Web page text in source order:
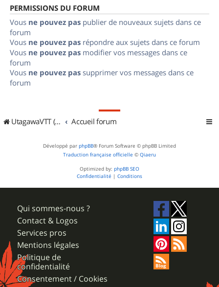
PERMISSIONS DU FORUM
Vous ne pouvez pas publier de nouveaux sujets dans ce
forum
Vous ne pouvez pas répondre aux sujets dans ce forum
Vous ne pouvez pas modifier vos messages dans ce
forum
Vous ne pouvez pas supprimer vos messages dans ce
forum
UtagawaVTT (Randos VTT et VTTAE avec traces GPS) Accueil forum
Développé par phpBB® Forum Software © phpBB Limited
Traduction française officielle © Qiaeru
Optimized by: phpBB SEO
Confidentialité | Conditions
Qui sommes-nous ?
Contact & Logos
Services pros
Mentions légales
Politique de
confidentialité
Consentement / Cookies